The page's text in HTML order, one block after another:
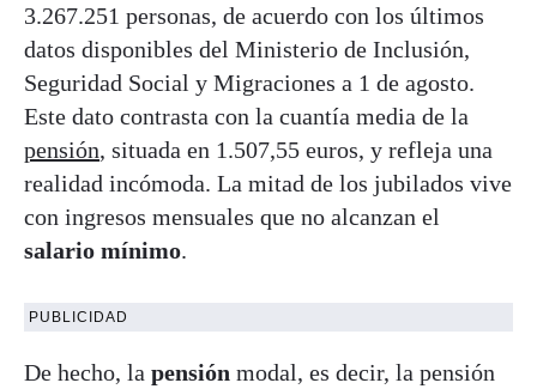
3.267.251 personas, de acuerdo con los últimos
datos disponibles del Ministerio de Inclusión,
Seguridad Social y Migraciones a 1 de agosto.
Este dato contrasta con la cuantía media de la
pensión, situada en 1.507,55 euros, y refleja una
realidad incómoda. La mitad de los jubilados vive
con ingresos mensuales que no alcanzan el
salario mínimo.
PUBLICIDAD
De hecho, la pensión modal, es decir, la pensión